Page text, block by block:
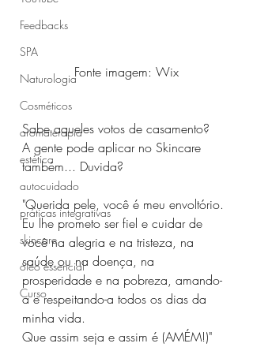
Feedbacks
SPA
Naturologia
Cosméticos
aromaterapia
estética
autocuidado
práticas integrativas
skincare
óleo essencial
Curso
Fonte imagem: Wix
Sabe aqueles votos de casamento? ⁣⁣⁣
A gente pode aplicar no Skincare
também... Duvida?
"Querida pele, você é meu envoltório. ⁣⁣⁣
Eu lhe prometo ser fiel e cuidar de
você na alegria e na tristeza, na
saúde ou na doença, na
prosperidade e na pobreza, amando-
a e respeitando-a todos os dias da
minha vida. ⁣⁣⁣
Que assim seja e assim é (AMÉM!)"⁣⁣⁣